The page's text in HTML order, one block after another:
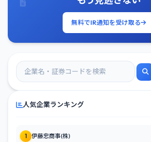
無料でIR通知を受け取る
人気企業ランキング
1 伊藤忠商事(株)